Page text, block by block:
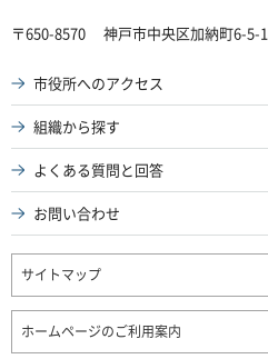
〒650-8570 神戸市中央区加納町6-5-1
市役所へのアクセス
組織から探す
よくある質問と回答
お問い合わせ
サイトマップ
ホームページのご利用案内